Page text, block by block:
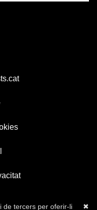
✖
de tercers per oferir-li